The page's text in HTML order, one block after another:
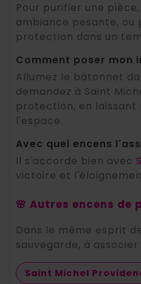
Pour purifier une
ambiance pesante, ou
protection dans un
Comment poser mon
Allumez le bâtonnet
demandez à Saint
protection, en
l'espace.
Avec quel encens
Il s'accorde bien avec
victoire et
🌸 Autres encens de
Dans le même esprit
sauvegarde, à
Saint Michel